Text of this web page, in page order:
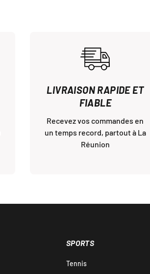
LIVRAISON RAPIDE ET
FIABLE
Recevez vos commandes en
un temps record, partout à La
Réunion
SPORTS
Tennis